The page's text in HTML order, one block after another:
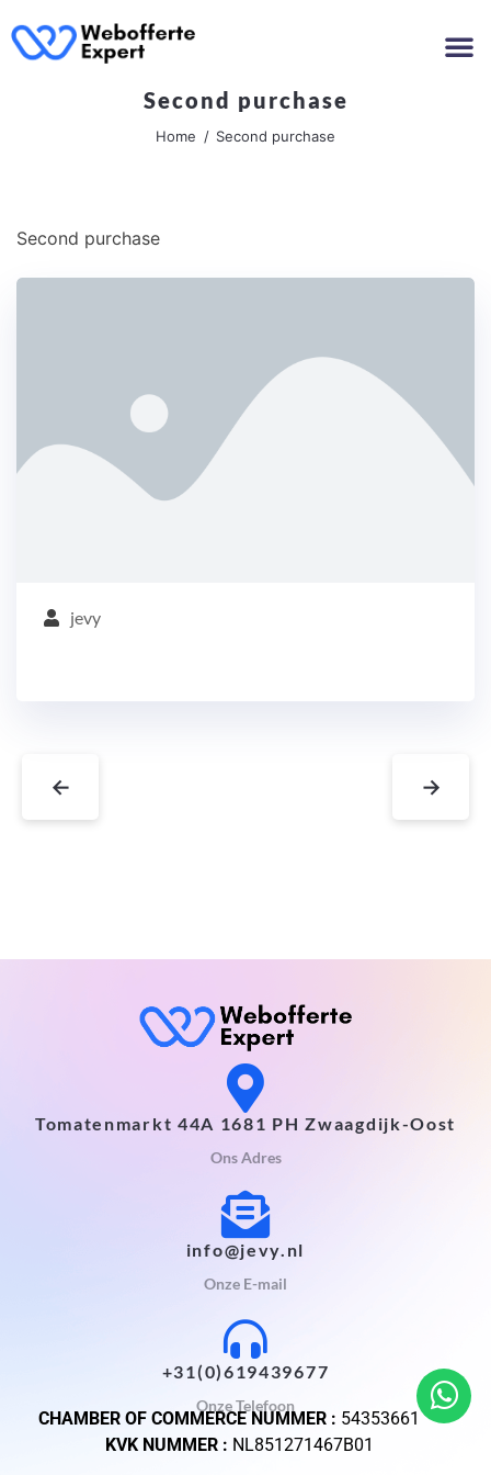
Second purchase
Home Second purchase
Second purchase
jevy
← →
Tomatenmarkt 44A 1681 PH Zwaagdijk-Oost
Ons Adres
info@jevy.nl
Onze E-mail
+31(0)619439677
Onze Telefoon
CHAMBER OF COMMERCE NUMMER : 54353661
KVK NUMMER : NL851271467B01